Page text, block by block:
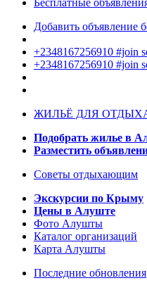
Бесплатные
Добавить объявление
+2348167256910 #join
+2348167256910 #join
ЖИЛЬЁ ДЛЯ
Подобрать жилье в
Разместить
Советы отдыхающим
Экскурсии по Крыму
Цены в Алуште
Фото Алушты
Каталог организаций
Карта Алушты
Последние обновления